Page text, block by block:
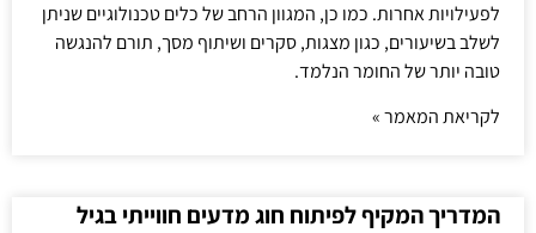
לפעילויות אחרות. כמו כן, המגוון הרחב של כלים טכנולוגיים שניתן
לשלב בשיעורים, כגון מצגות, סקרים ושיתוף מסך, תורם להנגשה
טובה יותר של החומר הנלמד.
לקריאת המאמר »
המדריך המקיף לפיתוח חוג מדעים חווייתי בגיל